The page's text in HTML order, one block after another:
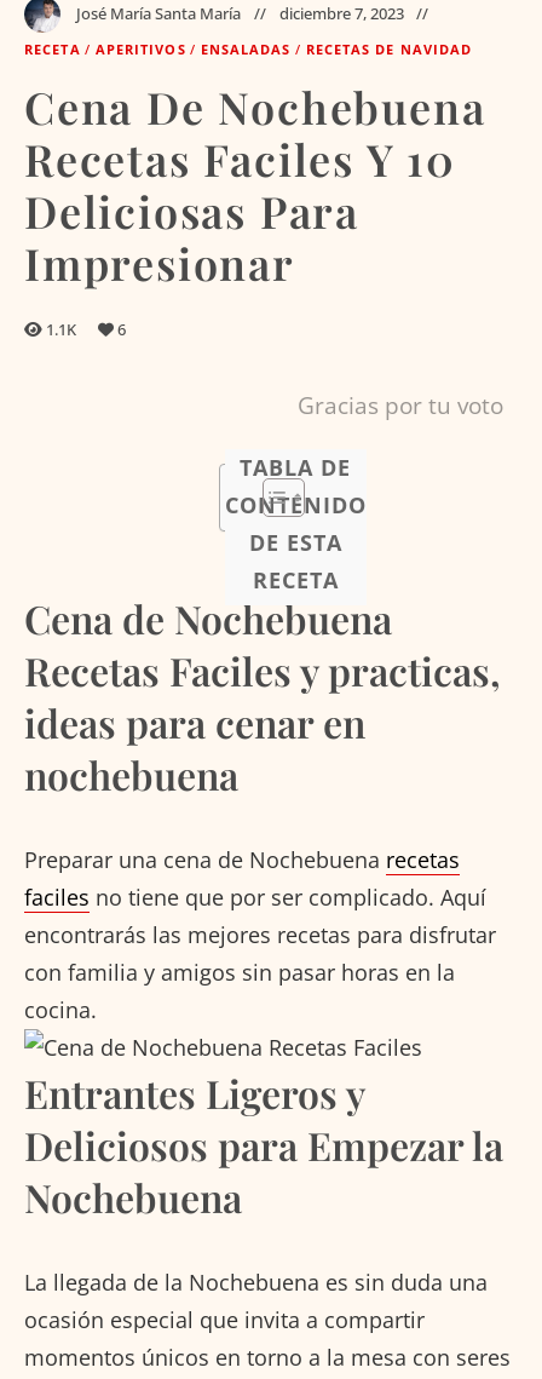
José María Santa María diciembre 7, 2023
RECETA / APERITIVOS / ENSALADAS / RECETAS DE NAVIDAD
Cena De Nochebuena
Recetas Faciles Y 10
Deliciosas Para
Impresionar
1.1K 6
Gracias por tu voto
TABLA DE
CONTENIDO
DE ESTA
RECETA
Cena de Nochebuena
Recetas Faciles y practicas,
ideas para cenar en
nochebuena
Preparar una cena de Nochebuena recetas
faciles no tiene que por ser complicado. Aquí
encontrarás las mejores recetas para disfrutar
con familia y amigos sin pasar horas en la
cocina.
Entrantes Ligeros y
Deliciosos para Empezar la
Nochebuena
La llegada de la Nochebuena es sin duda una
ocasión especial que invita a compartir
momentos únicos en torno a la mesa con seres